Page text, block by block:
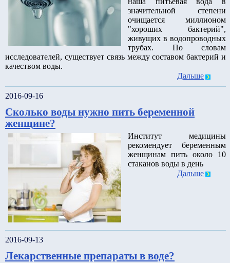
значительной степени
очищается миллионом
"хороших бактерий",
живущих в водопроводных
трубах. По словам
исследователей, существует связь между составом бактерий и
качеством воды.
Дальше
2016-09-16
Сколько воды нужно пить беременной
женщине?
Институт медицины
рекомендует беременным
женщинам пить около 10
стаканов воды в день
Дальше
2016-09-13
Лекарственные препараты в воде?